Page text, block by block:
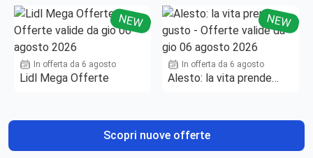
NEW
In offerta da 6 agosto
Lidl Mega Offerte
NEW
In offerta da 6 agosto
Alesto: la vita prende
Scopri nuove offerte